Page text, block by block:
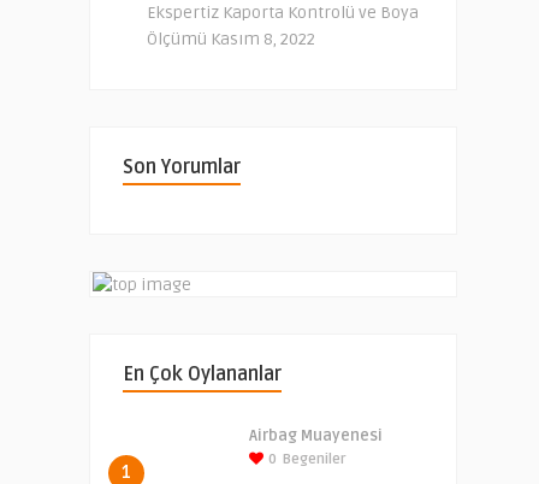
Ekspertiz Kaporta Kontrolü ve Boya
Ölçümü Kasım 8, 2022
Son Yorumlar
En Çok Oylananlar
1
Airbag Muayenesi
0 Begeniler